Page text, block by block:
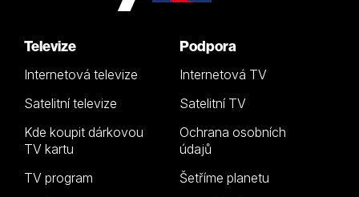
Televize
Internetová televize
Satelitní televize
Kde koupit dárkovou
TV kartu
TV program
Podpora
Internetová TV
Satelitní TV
Ochrana osobních
údajů
Šetříme planetu